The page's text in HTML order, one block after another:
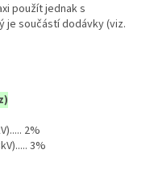
použít jednak s
je součástí dodávky (viz.
2%
3%